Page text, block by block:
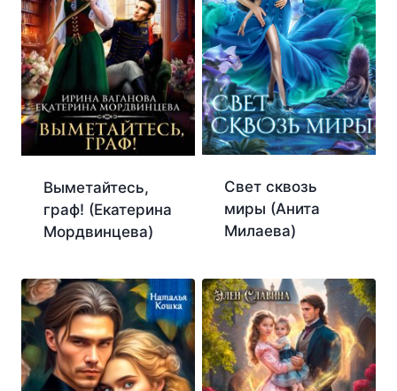
Выметайтесь,
граф! (Екатерина
Мордвинцева)
Свет сквозь
миры (Анита
Милаева)